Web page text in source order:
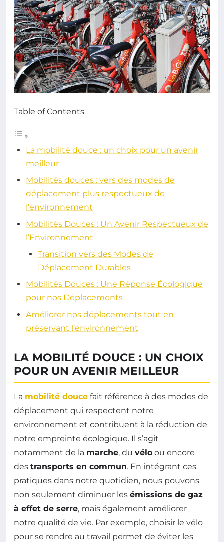
Table of Contents
La mobilité douce : un choix pour un avenir
meilleur
Mobilités douces : vers des modes de
déplacement plus respectueux de
l’environnement
Mobilités Douces : Un Avenir Respectueux de
l’Environnement
Transition vers des Modes de
Déplacement Durables
Mobilités Douces : Une Réponse Écologique
pour nos Déplacements
Améliorer nos déplacements tout en
préservant l’environnement
LA MOBILITÉ DOUCE : UN CHOIX
POUR UN AVENIR MEILLEUR
La mobilité douce fait référence à des modes de
déplacement qui respectent notre
environnement et contribuent à la réduction de
notre empreinte écologique. Il s’agit
notamment de la marche, du vélo ou encore
des transports en commun. En intégrant ces
pratiques dans notre quotidien, nous pouvons
non seulement diminuer les émissions de gaz
à effet de serre, mais également améliorer
notre qualité de vie. Par exemple, choisir le vélo
pour se rendre au travail permet de éviter les